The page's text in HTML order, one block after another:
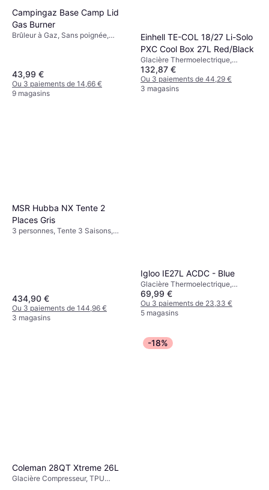
Campingaz Base Camp Lid
Gas Burner
Brûleur à Gaz, Sans poignée,
43,99 €
Ou 3 paiements de 14,66 €
9 magasins
Einhell TE-COL 18/27 Li-Solo
PXC Cool Box 27L Red/Black
Glacière Thermoelectrique,
12/230 V, Compartiment
congélateur, Plastique
132,87 €
Ou 3 paiements de 44,29 €
3 magasins
MSR Hubba NX Tente 2
Places Gris
3 personnes, Tente 3 Saisons,
434,90 €
Ou 3 paiements de 144,96 €
3 magasins
Igloo IE27L ACDC - Blue
Glacière Thermoelectrique,
12/230 V, Polypropylène,
Plastique
69,99 €
Ou 3 paiements de 23,33 €
5 magasins
Coleman 28QT Xtreme 26L
Glacière Compresseur, TPU
-18%